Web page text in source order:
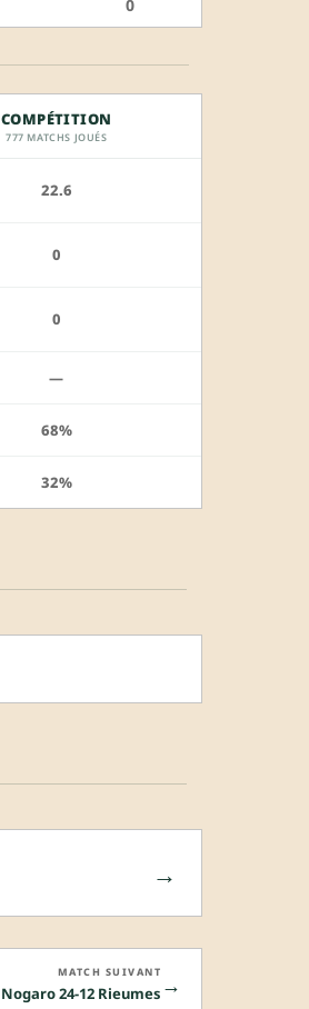
0
COMPÉTITION
777 MATCHS JOUÉS
22.6
0
0
—
68%
32%
→
→
MATCH SUIVANT
Nogaro 24-12 Rieumes